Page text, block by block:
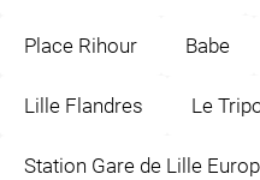
Place Rihour Babe
Lille Flandres Le
Station Gare de Lille